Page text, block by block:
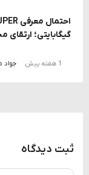
گیگابایتی؛
1 هفته پیش جواد
ثبت دیدگاه